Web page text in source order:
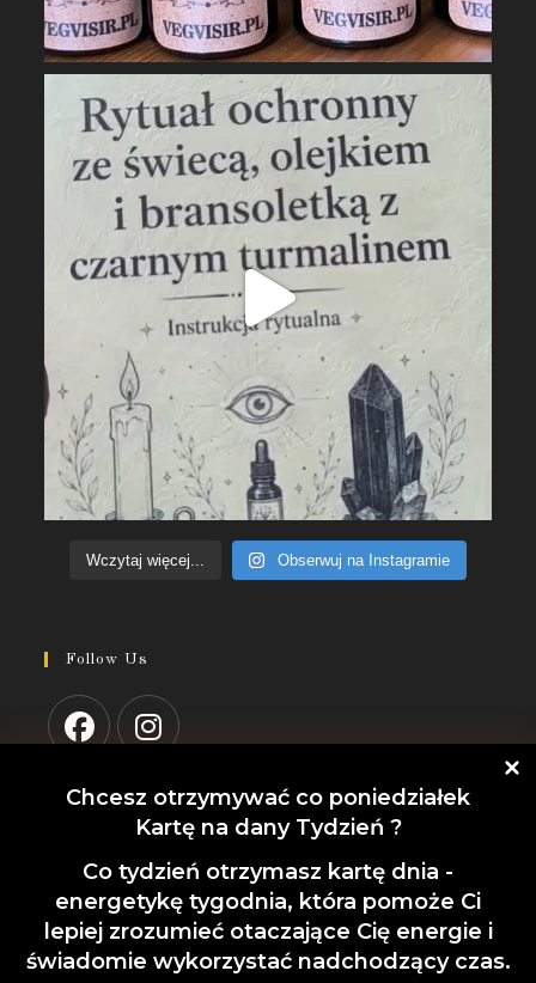
Zarządzaj zgodą
Zapisz się na newsletter
Chcesz otrzymywać co poniedziałek
Kartę na dany Tydzień ?
Co tydzień otrzymasz kartę dnia -
energetykę tygodnia, która pomoże Ci
lepiej zrozumieć otaczające Cię energie i
świadomie wykorzystać nadchodzący czas.
Wczytaj więcej... Obserwuj na Instagramie
Follow Us
Regulamin sklepu
Polityka prywatności
Recent Posts
Jak pracować z tablicą do wahadła